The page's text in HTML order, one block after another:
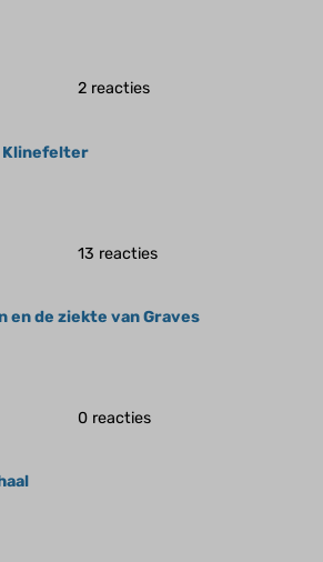
2
Klinefelter
13
en de ziekte van Graves
0